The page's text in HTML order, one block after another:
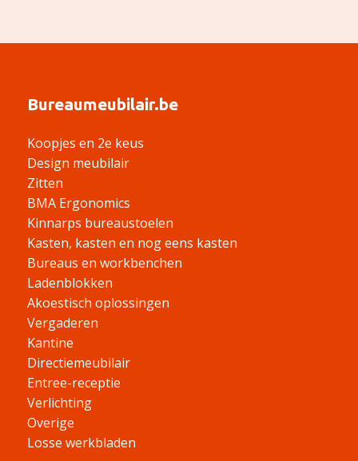
Bureaumeubilair.be
Koopjes en 2e keus
Design meubilair
Zitten
BMA Ergonomics
Kinnarps bureaustoelen
Kasten, kasten en nog eens kasten
Bureaus en workbenchen
Ladenblokken
Akoestisch oplossingen
Vergaderen
Kantine
Directiemeubilair
Entree-receptie
Verlichting
Overige
Losse werkbladen